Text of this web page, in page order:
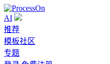
AI
推荐
模板社区
专题